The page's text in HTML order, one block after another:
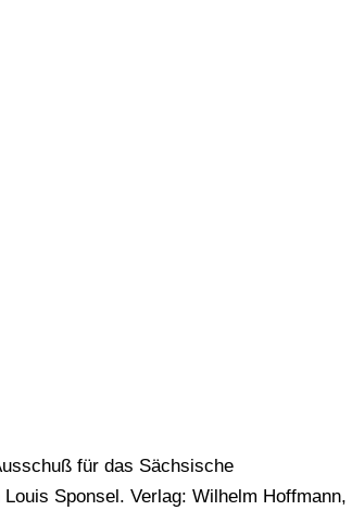
für das Sächsische
Sponsel. Verlag: Wilhelm Hoffmann,